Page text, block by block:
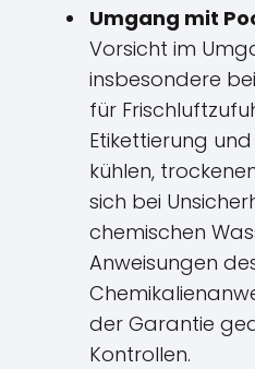
Umgang mit
Vorsicht im
insbesondere
für
Etikettierung
kühlen,
sich bei
chemischen
Anweisungen
der Garantie
Kontrollen.